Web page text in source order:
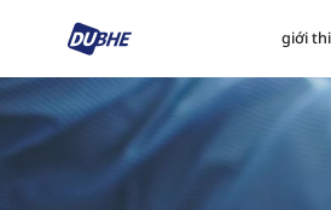
giới